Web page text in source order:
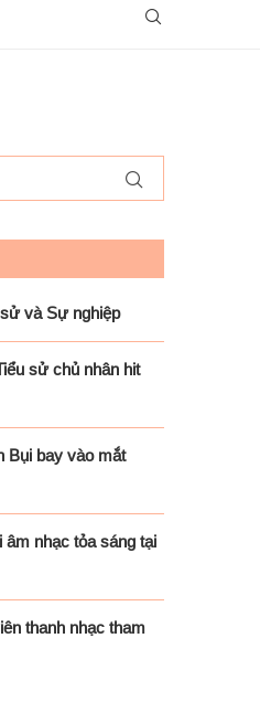
và Sự nghiệp
sử chủ nhân hit
Bụi bay vào mắt
nhạc tỏa sáng tại
thanh nhạc tham